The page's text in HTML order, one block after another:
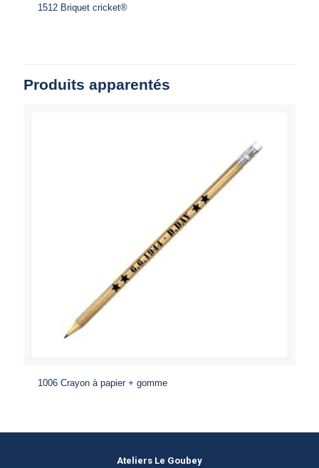
1512 Briquet cricket®
Produits apparentés
1006 Crayon à papier + gomme
Ateliers Le Goubey